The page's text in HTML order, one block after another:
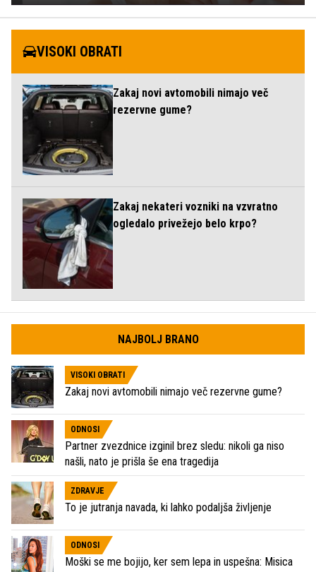
VISOKI OBRATI
Zakaj novi avtomobili nimajo več
rezervne gume?
Zakaj nekateri vozniki na vzvratno
ogledalo privežejo belo krpo?
NAJBOLJ BRANO
VISOKI OBRATI
Zakaj novi avtomobili nimajo več rezervne gume?
ODNOSI
Partner zvezdnice izginil brez sledu: nikoli ga niso
našli, nato je prišla še ena tragedija
ZDRAVJE
To je jutranja navada, ki lahko podaljša življenje
ODNOSI
Moški se me bojijo, ker sem lepa in uspešna: Misica